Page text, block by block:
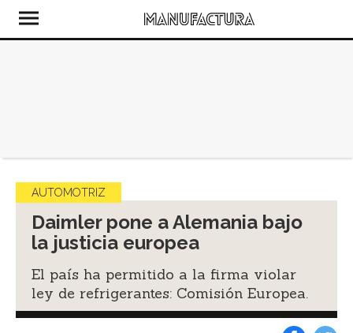
AUTOMOTRIZ
Daimler pone a Alemania bajo
la justicia europea
El país ha permitido a la firma violar
ley de refrigerantes: Comisión Europea.